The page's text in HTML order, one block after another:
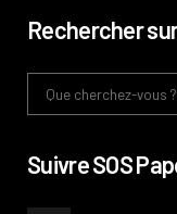
Rechercher
Suivre SOS